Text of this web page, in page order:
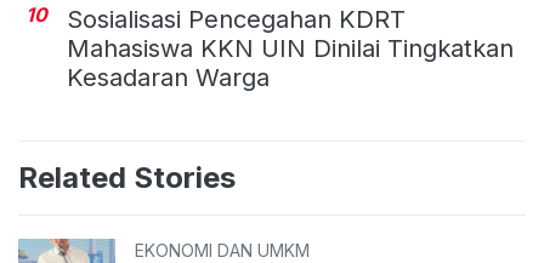
10
Sosialisasi Pencegahan KDRT
Mahasiswa KKN UIN Dinilai Tingkatkan
Kesadaran Warga
Related Stories
EKONOMI DAN UMKM